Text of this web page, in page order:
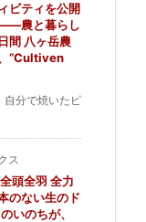
ビティを公開
農と暮らし
間 八ヶ岳農
“Cultiven
自分で焼いたピ
ス
頭全羽 全力
のない生のド
いのちが、